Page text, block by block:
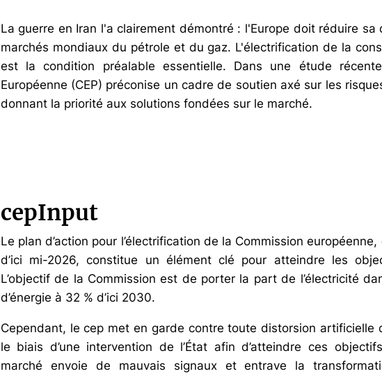
La guerre en Iran l'a clairement démontré : l'Europe doit réduire
marchés mondiaux du pétrole et du gaz. L'électrification de la
est la condition préalable essentielle. Dans une étude
Européenne (CEP) préconise un cadre de soutien axé sur les
donnant la priorité aux solutions fondées sur le marché.
cepInput
Le plan d’action pour l’électrification de la Commission
d’ici mi-2026, constitue un élément clé pour atteindre les
L’objectif de la Commission est de porter la part de l’électricité
d’énergie à 32 % d’ici 2030.
Cependant, le cep met en garde contre toute distorsion artificielle
le biais d’une intervention de l’État afin d’atteindre ces
marché envoie de mauvais signaux et entrave la